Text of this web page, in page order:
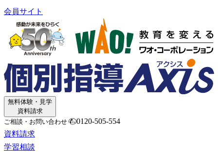
会員サイト
無料体験・見学
資料請求
ご相談・お問い合わせ
0120-505-554
資料請求
学習相談